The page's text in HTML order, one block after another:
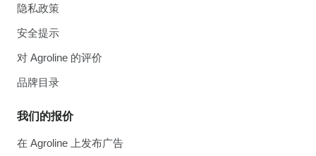
隐私政策
安全提示
对 Agroline 的评价
品牌目录
我们的报价
在 Agroline 上发布广告